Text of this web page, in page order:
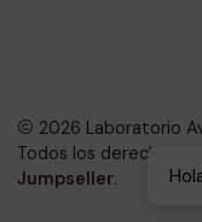
2026 Laboratorio
Todos los derechos
Jumpseller.